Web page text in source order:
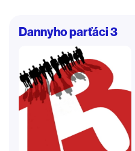
vykresluje
revolucionáře, ale také
rasismu a
nakažlivé i dnes.
Dannyho parťáci 3